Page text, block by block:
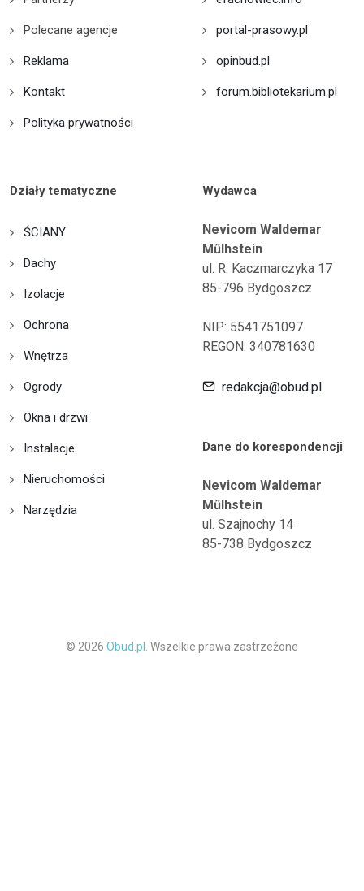
Polecane agencje
Reklama
Kontakt
Polityka prywatności
portal-prasowy.pl
opinbud.pl
forum.bibliotekarium.pl
Działy tematyczne
ŚCIANY
Dachy
Izolacje
Ochrona
Wnętrza
Ogrody
Okna i drzwi
Instalacje
Nieruchomości
Narzędzia
Wydawca
Nevicom Waldemar
Műlhstein
ul. R. Kaczmarczyka 17
85-796 Bydgoszcz
NIP: 5541751097
REGON: 340781630
redakcja@obud.pl
Dane do korespondencji
Nevicom Waldemar
Műlhstein
ul. Szajnochy 14
85-738 Bydgoszcz
© 2026 Obud.pl. Wszelkie prawa zastrzeżone